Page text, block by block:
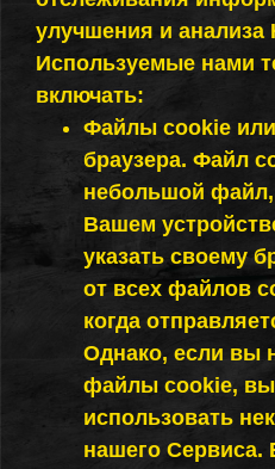
улучшения и анализа
Используемые нами
включать:
Файлы cookie
браузера. Файл
небольшой
Вашем
указать своему
от всех файлов
когда
Однако, если вы
файлы cookie, вы
использовать
нашего Сервиса.